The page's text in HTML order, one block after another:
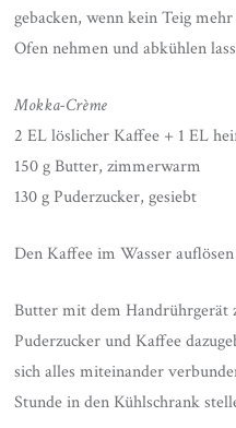
gebacken, wenn kein Teig
Ofen nehmen und abkühlen
Mokka-Crème
2 EL löslicher Kaffee + 1 EL
150 g Butter, zimmerwarm
130 g Puderzucker, gesiebt
Den Kaffee im Wasser
Butter mit dem Handrührgerät
Puderzucker und Kaffee
sich alles miteinander
Stunde in den Kühlschrank